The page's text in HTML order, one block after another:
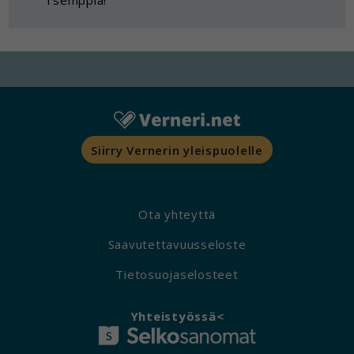
Siirry Vernerin yleispuolelle
Ota yhteyttä
Saavutettavuusseloste
Tietosuojaselosteet
Yhteistyössä<
Voit valita, hyväksytkö näiden evästeiden